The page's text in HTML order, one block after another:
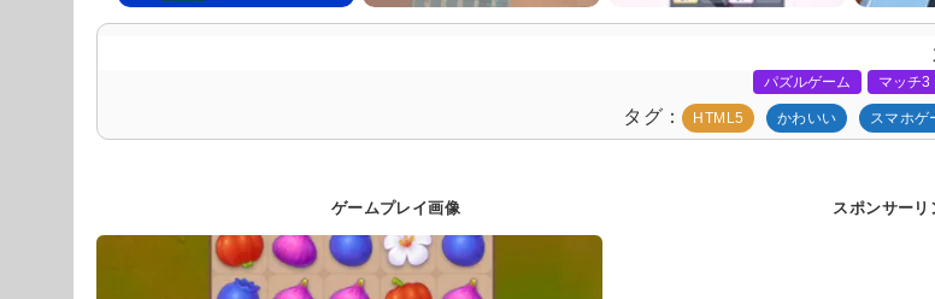
パズルゲーム マッチ3
タグ HTML5 かわいい スマホゲ
ゲームプレイ画像 スポンサーリ